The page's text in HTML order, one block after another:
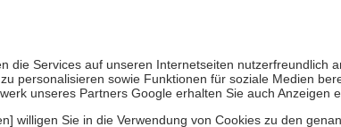
auch für Online-Apotheken.
für ihre eigene Gesundheit zu stärken und die
zum vollendeten 18. Lebensjahr mit Ausnahme der
und Früherkennung, die von der GKV getragen werden